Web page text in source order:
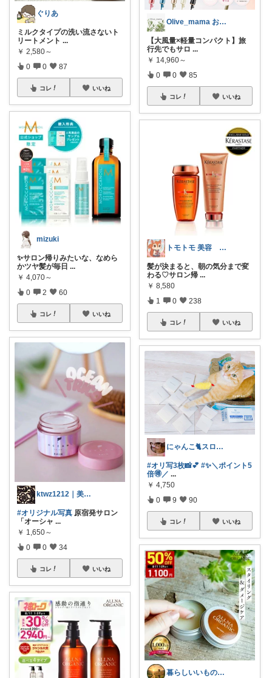
ぐりあ
ミルクタイプの洗い流さないト
リートメント ...
￥ 2,580～
0 0 87
コレ いいね
mizuki
✨サロン帰りみたいな、なめら
かツヤ髪が毎日 ...
￥ 4,070～
0 2 60
コレ いいね
ktwz1212｜美容好きROOM🫧
#オリジナル写真 原宿発サロン
「オーシャ ...
￥ 1,650～
0 0 34
コレ いいね
Olive_mama おしゃれと暮らし
​【大風量×軽量コンパクト】旅
行先でもサロ ...
￥ 14,960～
0 0 85
コレ いいね
トモトモ 美容 食品 子育てルーム
髪が決まると、朝の気分まで変
わる♡サロン帰 ...
￥ 8,580
1 0 238
コレ いいね
にゃんこ🐈スローです🐢💦
#オリ写3枚📸💕 #✨＼ポイント5
倍🉐／ ...
￥ 4,750
0 9 90
コレ いいね
暮らしいいものROOM